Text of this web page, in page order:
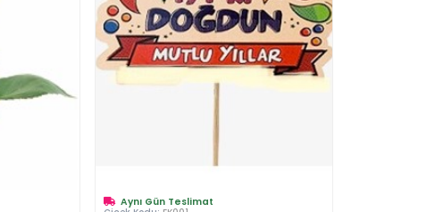
Aynı Gün Teslimat